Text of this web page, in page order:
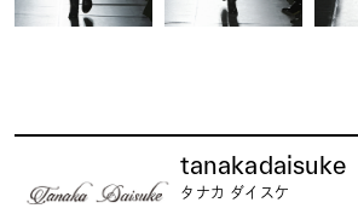
tanakadaisuke
タナカ ダイスケ